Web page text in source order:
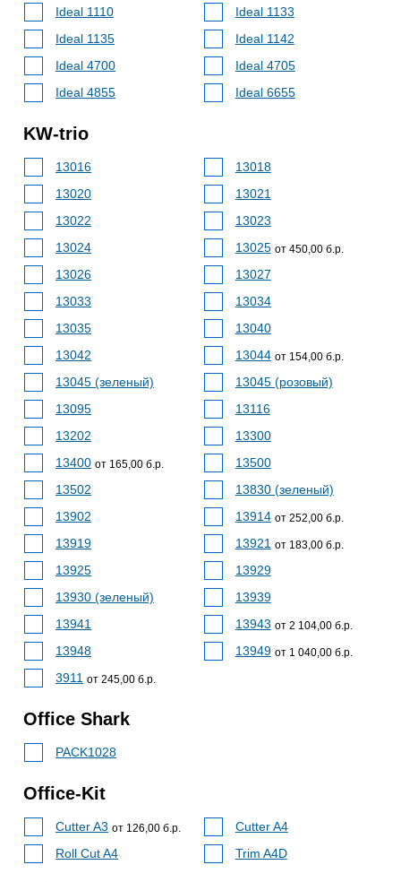
Ideal 1110
Ideal 1133
Ideal 1135
Ideal 1142
Ideal 4700
Ideal 4705
Ideal 4855
Ideal 6655
KW-trio
13016
13018
13020
13021
13022
13023
13024
13025 от 450,00 б.р.
13026
13027
13033
13034
13035
13040
13042
13044 от 154,00 б.р.
13045 (зеленый)
13045 (розовый)
13095
13116
13202
13300
13400 от 165,00 б.р.
13500
13502
13830 (зеленый)
13902
13914 от 252,00 б.р.
13919 13921 от 183,00 б.р.
13925
13929
13930 (зеленый)
13939
13941
13943 от 2 104,00 б.р.
13948 13949 от 1 040,00 б.р.
3911 от 245,00 б.р.
Office Shark
PACK1028
Office-Kit
Cutter A3 от 126,00 б.р.
Cutter A4
Roll Cut A4
Trim A4D